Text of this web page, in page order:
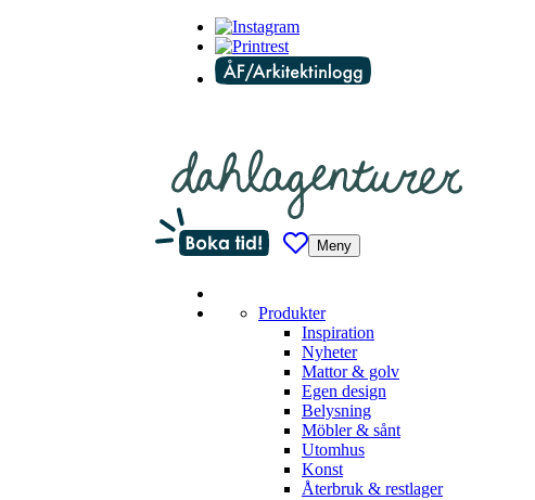
Meny
Produkter
Inspiration
Nyheter
Mattor & golv
Egen design
Belysning
Möbler & sånt
Utomhus
Konst
Återbruk & restlager